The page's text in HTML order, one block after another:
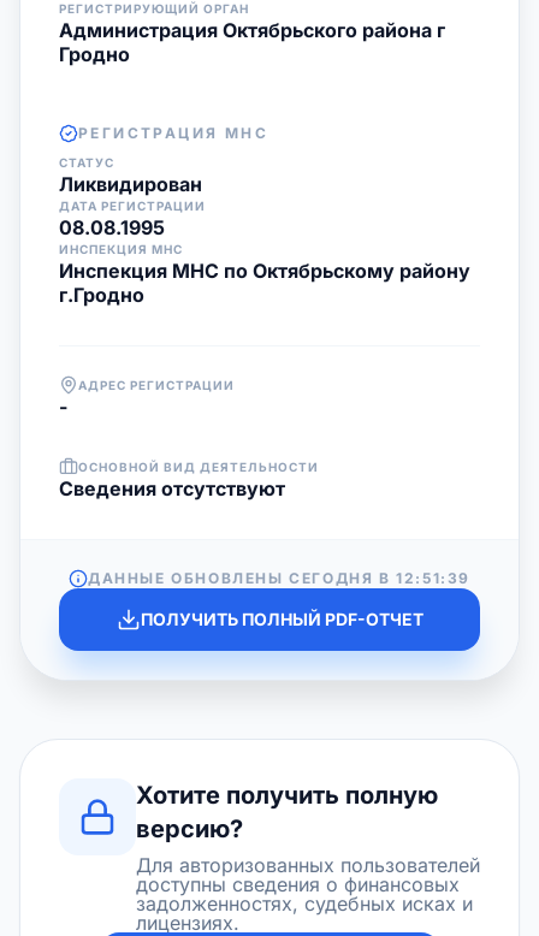
РЕГИСТРИРУЮЩИЙ ОРГАН
Администрация Октябрьского района г
Гродно
РЕГИСТРАЦИЯ МНС
СТАТУС
Ликвидирован
ДАТА РЕГИСТРАЦИИ
08.08.1995
ИНСПЕКЦИЯ МНС
Инспекция МНС по Октябрьскому району
г.Гродно
АДРЕС РЕГИСТРАЦИИ
-
ОСНОВНОЙ ВИД ДЕЯТЕЛЬНОСТИ
Cведения отсутствуют
ДАННЫЕ ОБНОВЛЕНЫ СЕГОДНЯ В12:51:39
ПОЛУЧИТЬ ПОЛНЫЙ PDF-ОТЧЕТ
Хотите получить полную
версию?
Для авторизованных пользователей
доступны сведения о финансовых
задолженностях, судебных исках и
лицензиях.